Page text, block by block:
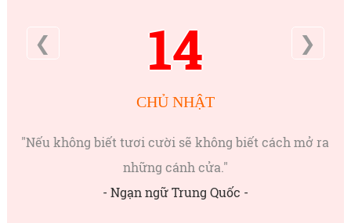
❮ 14 ❯
CHỦ NHẬT
"Nếu không biết tươi cười sẽ không biết cách mở ra
những cánh cửa."
- Ngạn ngữ Trung Quốc -